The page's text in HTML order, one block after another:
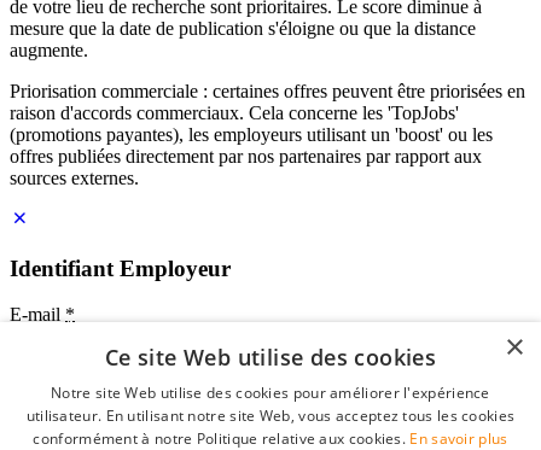
de votre lieu de recherche sont prioritaires. Le score diminue à
mesure que la date de publication s'éloigne ou que la distance
augmente.
Priorisation commerciale : certaines offres peuvent être priorisées en
raison d'accords commerciaux. Cela concerne les 'TopJobs'
(promotions payantes), les employeurs utilisant un 'boost' ou les
offres publiées directement par nos partenaires par rapport aux
sources externes.
Identifiant Employeur
E-mail *
Mot de passe
se souvenir de moi
mot de passe oublié?
×
Ce site Web utilise des cookies
Notre site Web utilise des cookies pour améliorer l'expérience
utilisateur. En utilisant notre site Web, vous acceptez tous les cookies
conformément à notre Politique relative aux cookies. En savoir plus